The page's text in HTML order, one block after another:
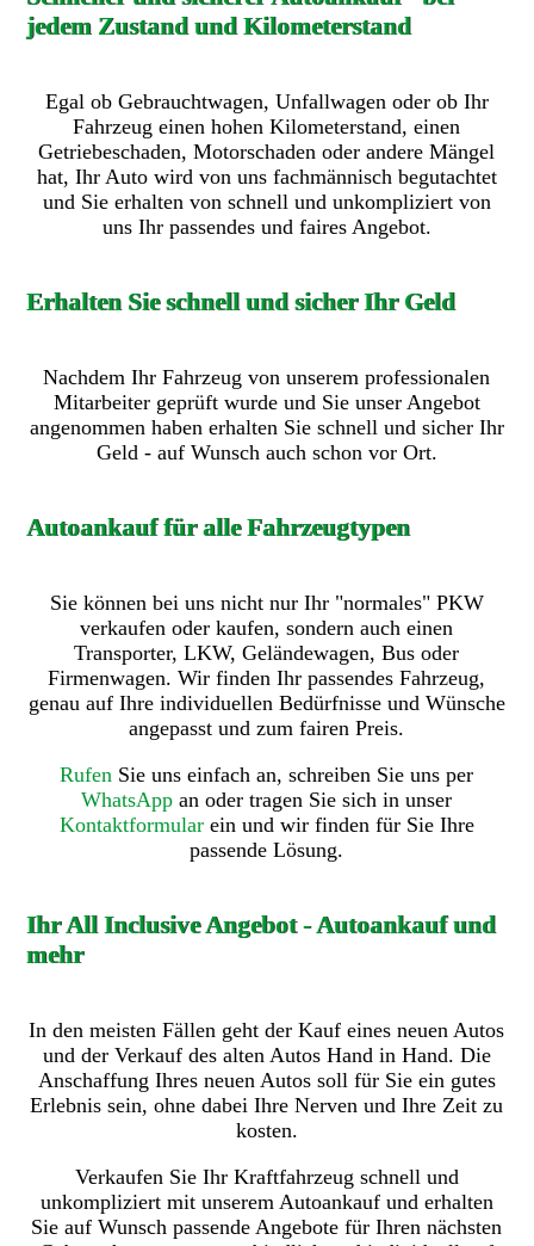
jedem Zustand und Kilometerstand
Egal ob Gebrauchtwagen, Unfallwagen oder ob Ihr
Fahrzeug einen hohen Kilometerstand, einen
Getriebeschaden, Motorschaden oder andere Mängel
hat, Ihr Auto wird von uns fachmännisch begutachtet
und Sie erhalten von schnell und unkompliziert von
uns Ihr passendes und faires Angebot.
Erhalten Sie schnell und sicher Ihr Geld
Nachdem Ihr Fahrzeug von unserem professionalen
Mitarbeiter geprüft wurde und Sie unser Angebot
angenommen haben erhalten Sie schnell und sicher Ihr
Geld - auf Wunsch auch schon vor Ort.
Autoankauf für alle Fahrzeugtypen
Sie können bei uns nicht nur Ihr "normales" PKW
verkaufen oder kaufen, sondern auch einen
Transporter, LKW, Geländewagen, Bus oder
Firmenwagen. Wir finden Ihr passendes Fahrzeug,
genau auf Ihre individuellen Bedürfnisse und Wünsche
angepasst und zum fairen Preis.
Rufen Sie uns einfach an, schreiben Sie uns per
WhatsApp an oder tragen Sie sich in unser
Kontaktformularein und wir finden für Sie Ihre
passende Lösung.
Ihr All Inclusive Angebot - Autoankauf und
mehr
In den meisten Fällen geht der Kauf eines neuen Autos
und der Verkauf des alten Autos Hand in Hand. Die
Anschaffung Ihres neuen Autos soll für Sie ein gutes
Erlebnis sein, ohne dabei Ihre Nerven und Ihre Zeit zu
kosten.
Verkaufen Sie Ihr Kraftfahrzeug schnell und
unkompliziert mit unserem Autoankauf und erhalten
Sie auf Wunsch passende Angebote für Ihren nächsten